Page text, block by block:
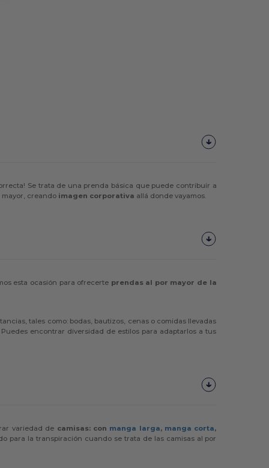
Se trata de una prenda básica que puede contribuir a
mayor, creando imagen corporativa allá donde vayamos.
esta ocasión para ofrecerte prendas al por mayor de la
tales como: bodas, bautizos, cenas o comidas llevadas
encontrar diversidad de estilos para adaptarlos a tus
variedad de camisas: con manga larga, manga corta,
para la transpiración cuando se trata de las camisas al por